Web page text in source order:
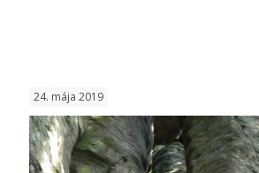
24. mája 2019